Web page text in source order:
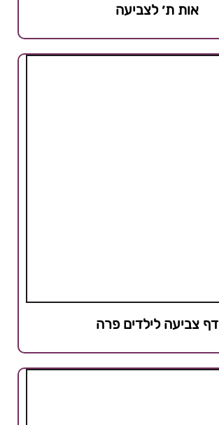
אות ת׳ לצביעה
דף צביעה לילדים פרה